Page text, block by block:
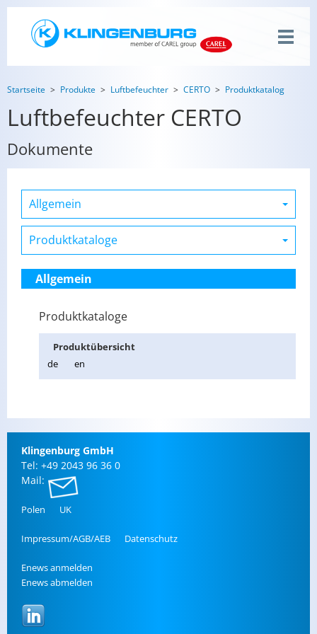
Startseite Produkte Luftbefeuchter CERTO Produktkatalog
Luftbefeuchter CERTO
Dokumente
Allgemein
Produktkataloge
Pro­dukt­über­sicht
de
en
Klin­gen­burg GmbH
Tel: +49 2043 96 36 0
Mail:
Polen UK
Im­pres­sum/AGB/AEB Da­ten­schutz
Enews an­mel­den
Enews ab­mel­den